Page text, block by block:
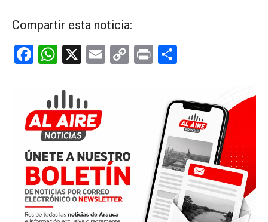
Compartir esta noticia:
F
b
o
o
k
W
at
s
A
p
p
X
E
C
k
Pr
p
ar
tir